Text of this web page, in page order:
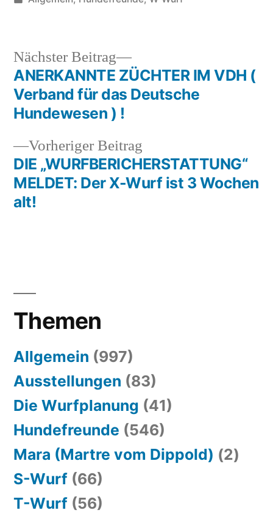
Beitragsnavigation
Vorheriger Beitrag
Beitrag:
DIE „WURFBERICHERSTATTUNG“
MELDET: Der X-Wurf ist 3 Wochen
alt!
Nächster Beitrag
Nächster
Beitrag:
ANERKANNTE ZÜCHTER IM VDH (
Verband für das Deutsche
Hundewesen ) !
Themen
Allgemein (997)
Ausstellungen (83)
Die Wurfplanung (41)
Hundefreunde (546)
Mara (Martre vom Dippold) (2)
S-Wurf (66)
T-Wurf (56)